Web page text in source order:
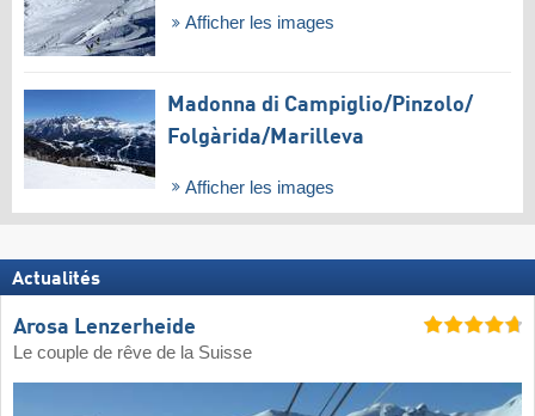
Afficher les images
Madonna di Campiglio/​Pinzolo/​
Folgàrida/​Marilleva
Afficher les images
Actualités
Arosa Lenzerheide
Le couple de rêve de la Suisse